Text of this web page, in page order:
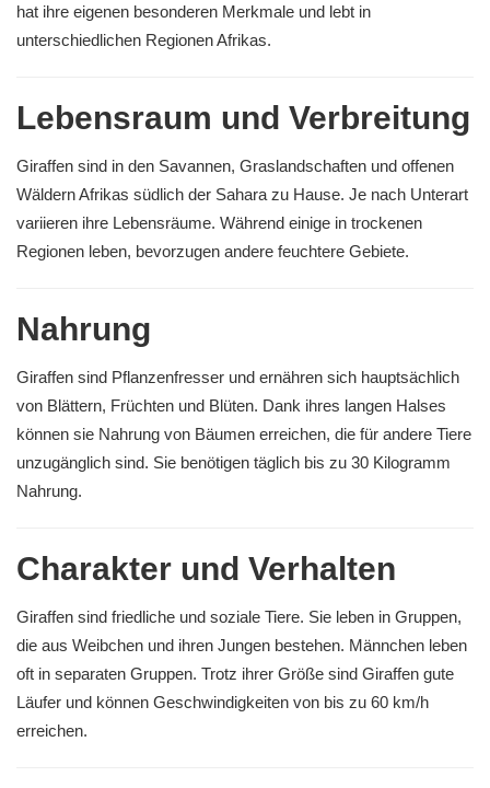
hat ihre eigenen besonderen Merkmale und lebt in
unterschiedlichen Regionen Afrikas.
Lebensraum und Verbreitung
Giraffen sind in den Savannen, Graslandschaften und offenen
Wäldern Afrikas südlich der Sahara zu Hause. Je nach Unterart
variieren ihre Lebensräume. Während einige in trockenen
Regionen leben, bevorzugen andere feuchtere Gebiete.
Nahrung
Giraffen sind Pflanzenfresser und ernähren sich hauptsächlich
von Blättern, Früchten und Blüten. Dank ihres langen Halses
können sie Nahrung von Bäumen erreichen, die für andere Tiere
unzugänglich sind. Sie benötigen täglich bis zu 30 Kilogramm
Nahrung.
Charakter und Verhalten
Giraffen sind friedliche und soziale Tiere. Sie leben in Gruppen,
die aus Weibchen und ihren Jungen bestehen. Männchen leben
oft in separaten Gruppen. Trotz ihrer Größe sind Giraffen gute
Läufer und können Geschwindigkeiten von bis zu 60 km/h
erreichen.